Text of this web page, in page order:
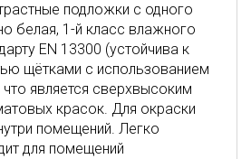
подложки с одного
белая, 1-й класс влажного
EN 13300 (устойчива к
щётками с использованием
является сверхвысоким
красок. Для окраски
помещений. Легко
для помещений